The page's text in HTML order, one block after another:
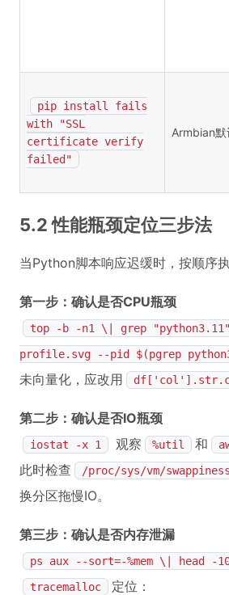
pip install fails
with "SSL
certificate verify
failed"
Armbian默
5.2 性能瓶颈定位三步法
当Python脚本响应迟缓时，按顺序执
第一步：确认是否CPU瓶颈
top -b -n1 \| grep "python3.11"
profile.svg --pid $(pgrep
未向量化，应改用
第二步：确认是否IO瓶颈
iostat -x 1 观察 %util 和
此时检查
/proc/sys/vm/swappiness
换分区拖慢IO。
第三步：确认是否内存泄漏
ps aux --sort=-%mem \| head -
tracemalloc 定位：